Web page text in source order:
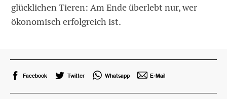
glücklichen Tieren: Am Ende überlebt nur, wer
ökonomisch erfolgreich ist.
Facebook Twitter Whatsapp E-Mail